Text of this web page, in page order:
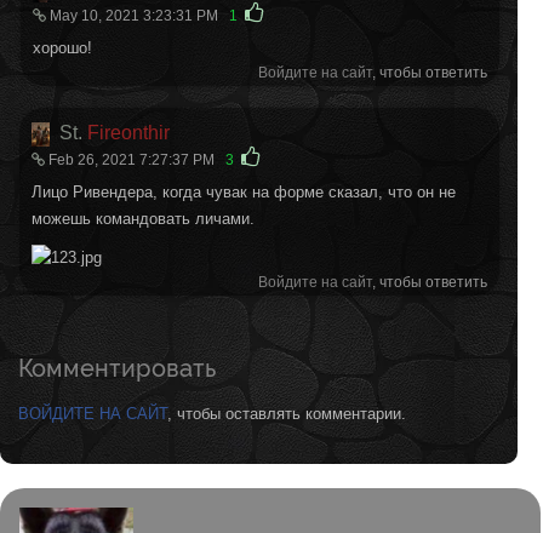
May 10, 2021 3:23:31 PM 1
хорошо!
Войдите на сайт, чтобы ответить
St. Fireonthir
Feb 26, 2021 7:27:37 PM 3
Лицо Ривендера, когда чувак на форме сказал, что он не
можешь командовать личами.
Войдите на сайт, чтобы ответить
Комментировать
ВОЙДИТЕ НА САЙТ, чтобы оставлять комментарии.